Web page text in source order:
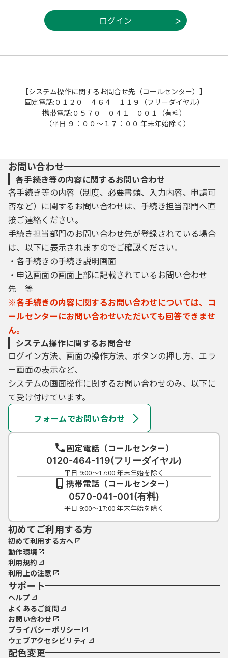
【システム操作に関するお問合せ先（コールセンター）】
固定電話:０１２０－４６４－１１９（フリーダイヤル）
携帯電話:０５７０－０４１－００１（有料）
（平日 ９：００～１７：００ 年末年始除く）
お問い合わせ
各手続き等の内容に関するお問い合わせ
各手続き等の内容（制度、必要書類、入力内容、申請可
否など）に関するお問い合わせは、手続き担当部門へ直
接ご連絡ください。
手続き担当部門のお問い合わせ先が登録されている場合
は、以下に表示されますのでご確認ください。
・各手続きの手続き説明画面
・申込画面の画面上部に記載されているお問い合わせ
先 等
※各手続きの内容に関するお問い合わせについては、コ
ールセンターにお問い合わせいただいても回答できませ
ん。
システム操作に関するお問合せ
ログイン方法、画面の操作方法、ボタンの押し方、エラ
ー画面の表示など、
システムの画面操作に関するお問い合わせのみ、以下に
て受け付けています。
フォームでお問い合わせ
固定電話（コールセンター）
0120-464-119(フリーダイヤル)
平日 9:00～17:00 年末年始を除く
携帯電話（コールセンター）
0570-041-001(有料)
平日 9:00～17:00 年末年始を除く
初めてご利用する方
初めて利用する方へ
動作環境
利用規約
利用上の注意
サポート
ヘルプ
よくあるご質問
お問い合わせ
プライバシーポリシー
ウェブアクセシビリティ
配色変更